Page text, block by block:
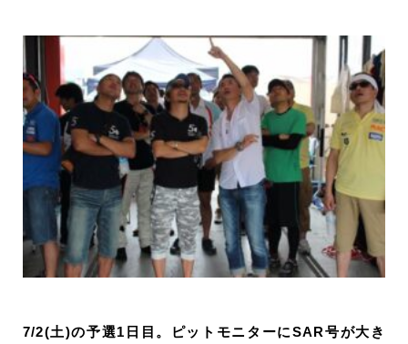
7/2(土)の予選1日目。ピットモニターにSAR号が大き